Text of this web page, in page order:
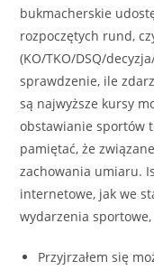
bukmacherskie
rozpoczętych rund,
(KO/TKO/DSQ/
sprawdzenie, ile
są najwyższe kursy
obstawianie sportów
pamiętać, że
zachowania umiaru.
internetowe, jak we
wydarzenia sportowe,
Przyjrzałem się